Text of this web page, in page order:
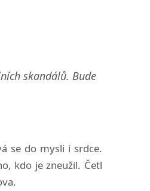
skandálů. Bude
se do mysli i srdce.
kdo je zneužil. Četl